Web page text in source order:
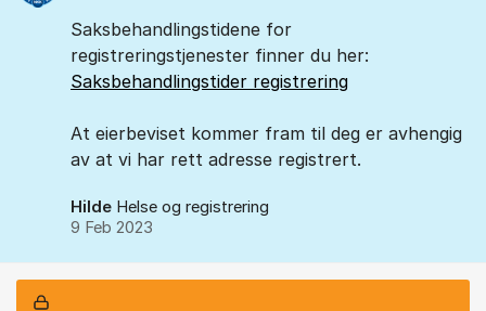
Saksbehandlingstidene for
registreringstjenester finner du her:
Saksbehandlingstider registrering
At eierbeviset kommer fram til deg er avhengig
av at vi har rett adresse registrert.
Hilde Helse og registrering
9 Feb 2023